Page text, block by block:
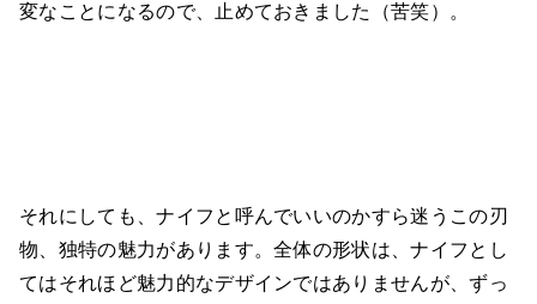
変なことになるので、止めておきました（苦笑）。
それにしても、ナイフと呼んでいいのかすら迷うこの刃
物、独特の魅力があります。全体の形状は、ナイフとし
てはそれほど魅力的なデザインではありませんが、ずっ